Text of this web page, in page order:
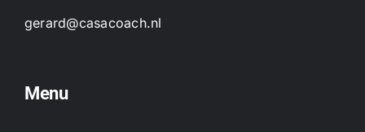
gerard@casacoach.nl
Menu